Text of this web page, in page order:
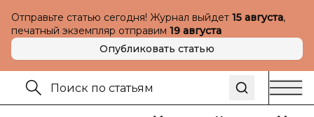
Отправьте статью сегодня! Журнал выйдет 15 августа,
печатный экземпляр отправим 19 августа
Опубликовать статью